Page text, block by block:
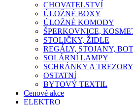
CHOVATELSTVÍ
ÚLOŽNÉ BOXY
ÚLOŽNÉ KOMODY
ŠPERKOVNICE,
STOLIČKY, ŽIDLE
REGÁLY, STOJANY,
SOLÁRNÍ LAMPY
SCHRÁNKY A TREZORY
OSTATNÍ
BYTOVÝ TEXTIL
Cenové akce
ELEKTRO